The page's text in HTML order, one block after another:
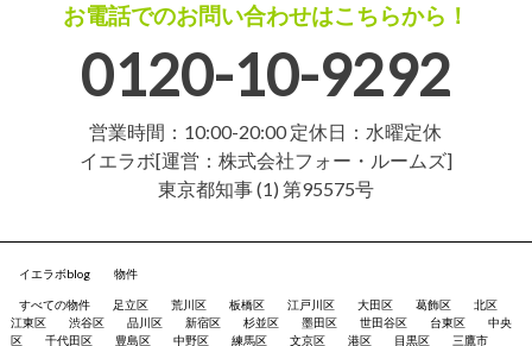
お電話でのお問い合わせはこちらから！
0120-10-9292
営業時間：10:00-20:00 定休日：水曜定休
イエラボ[運営：株式会社フォー・ルームズ]
東京都知事 (1) 第95575号
イエラボblog 物件
すべての物件 足立区 荒川区 板橋区 江戸川区 大田区 葛飾区
北区
江東区
渋谷区 品川区 新宿区 杉並区 墨田区 世田谷区 台東区
中央
区
千代田区 豊島区 中野区 練馬区 文京区 港区 目黒区 三鷹市